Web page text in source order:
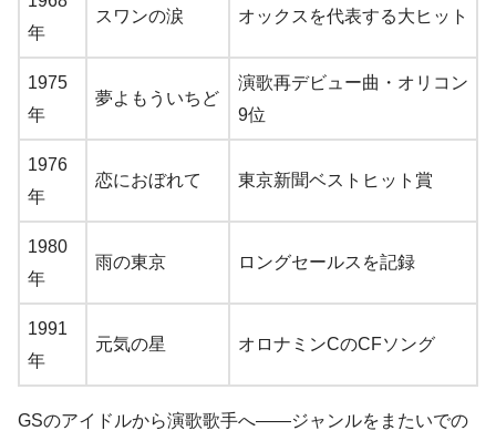
年
スワンの涙 オックスを代表する大ヒット
1975
年
夢よもういちど
演歌再デビュー曲・オリコン
9位
1976
年
恋におぼれて 東京新聞ベストヒット賞
1980
年
雨の東京 ロングセールスを記録
1991
年
元気の星 オロナミンCのCFソング
GSのアイドルから演歌歌手へ——ジャンルをまたいでの